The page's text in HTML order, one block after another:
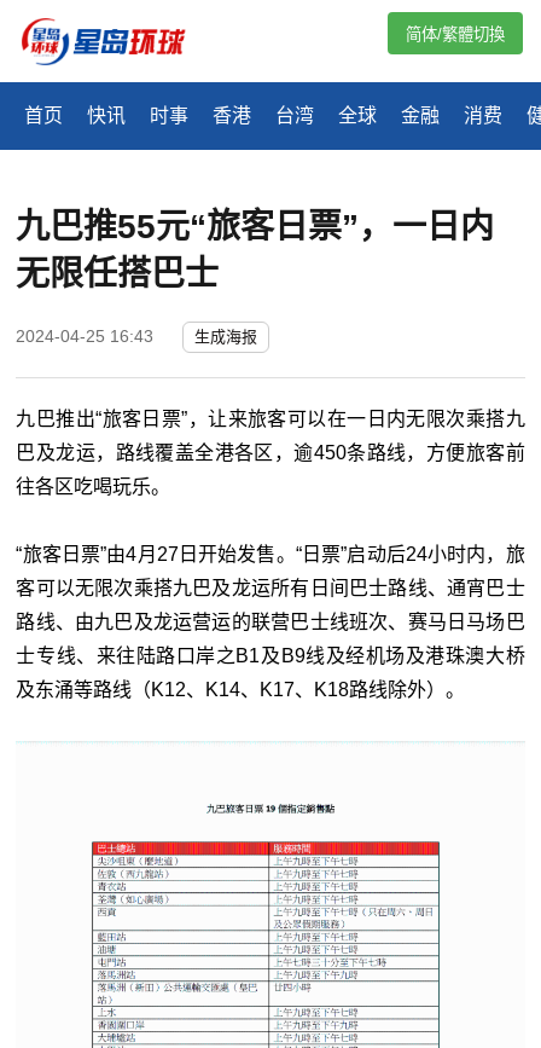
首页 快讯 时事 香港 台湾 全球 金融 消费
简体/繁體切換
九巴推55元“旅客日票”，一日内
无限任搭巴士
2024-04-25 16:43 生成海报
九巴推出“旅客日票”，让来旅客可以在一日内无限次乘搭九
巴及龙运，路线覆盖全港各区，逾450条路线，方便旅客前
往各区吃喝玩乐。
“旅客日票”由4月27日开始发售。“日票”启动后24小时内，旅
客可以无限次乘搭九巴及龙运所有日间巴士路线、通宵巴士
路线、由九巴及龙运营运的联营巴士线班次、赛马日马场巴
士专线、来往陆路口岸之B1及B9线及经机场及港珠澳大桥
及东涌等路线（K12、K14、K17、K18路线除外）。